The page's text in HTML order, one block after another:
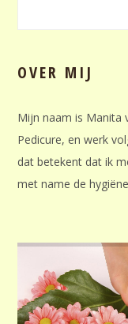
OVER MIJ
Mijn naam is Manita
Pedicure, en werk
dat betekent dat ik
met name de